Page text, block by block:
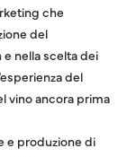
che
del
nella scelta dei
del
vino ancora prima
e produzione di